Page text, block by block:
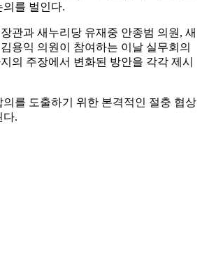
의를 벌인다.
관과 새누리당 유재중 안종범 의원, 새
용익 의원이 참여하는 이날 실무회의
의 주장에서 변화된 방안을 각각 제시
를 도출하기 위한 본격적인 절충 협상
다.